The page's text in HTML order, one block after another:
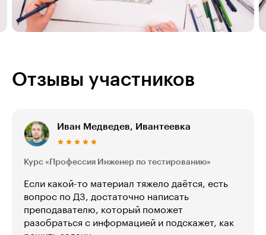
Отзывы участников
Иван Медведев, Ивантеевка
Курс «Профессия Инженер по тестированию»
Если какой-то материал тяжело даётся, есть
вопрос по ДЗ, достаточно написать
преподавателю, который поможет
разобраться с информацией и подскажет, как